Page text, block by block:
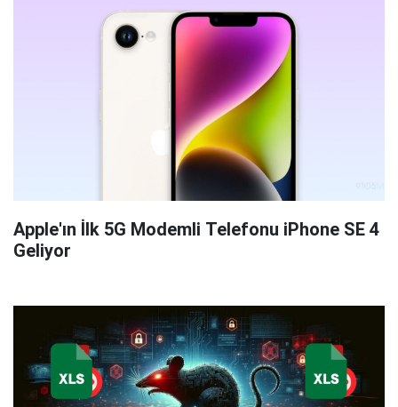
Apple'ın İlk 5G Modemli Telefonu iPhone SE 4
Geliyor